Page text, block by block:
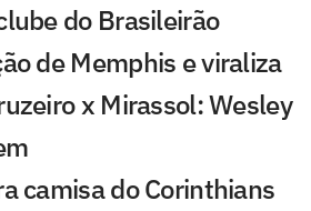
do Brasileirão
de Memphis e viraliza
x Mirassol: Wesley
camisa do Corinthians